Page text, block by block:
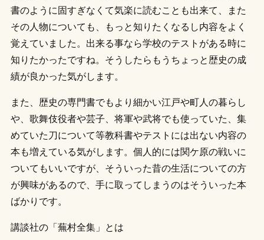
書のように固すぎなくて気楽に読むことも出来て、また
その人物についても、もっと知りたくなるし内容をよく
覚えていました。出来る事なら学校のテストがある時に
知りたかったですね。そうしたらもうちょっと歴史の成
績が良かった気がします。
また、歴史の専門書でもより細かい江戸や町人の暮らし
や、歌舞伎役者や芸子、将軍や武将でも使っていた、集
めていた刀について等教科書やテストには出ない内容の
本も増えている気がします。個人的には関ケ原の戦いに
ついてもいいですが、そういった昔の生活についての方
が興味があるので、手に取ってしまうのはそういった本
ばかりです。
講談社の「蕪村全集」とは